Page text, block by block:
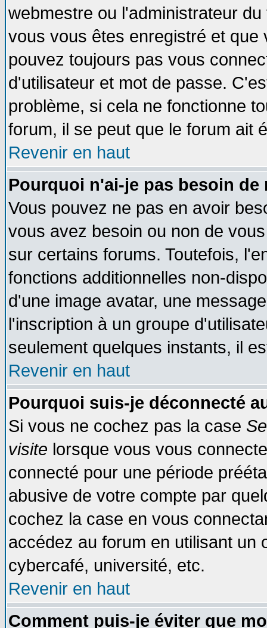
webmestre ou l'administrateur
vous vous êtes enregistré et
pouvez toujours pas vous
d'utilisateur et mot de passe.
problème, si cela ne fonctionne
forum, il se peut que le forum ait
Revenir en haut
Pourquoi n'ai-je pas besoin de
Vous pouvez ne pas en avoir
vous avez besoin ou non de
sur certains forums. Toutefois,
fonctions additionnelles non-
d'une image avatar, une
l'inscription à un groupe
seulement quelques instants, il
Revenir en haut
Pourquoi suis-je déconnecté
Si vous ne cochez pas la case
visite lorsque vous vous
connecté pour une période
abusive de votre compte par
cochez la case en vous
accédez au forum en utilisant un
cybercafé, université, etc.
Revenir en haut
Comment puis-je éviter que